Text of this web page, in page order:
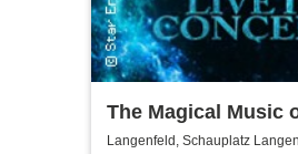
The Magical Music
Potter - Live in
Langenfeld, Schauplatz